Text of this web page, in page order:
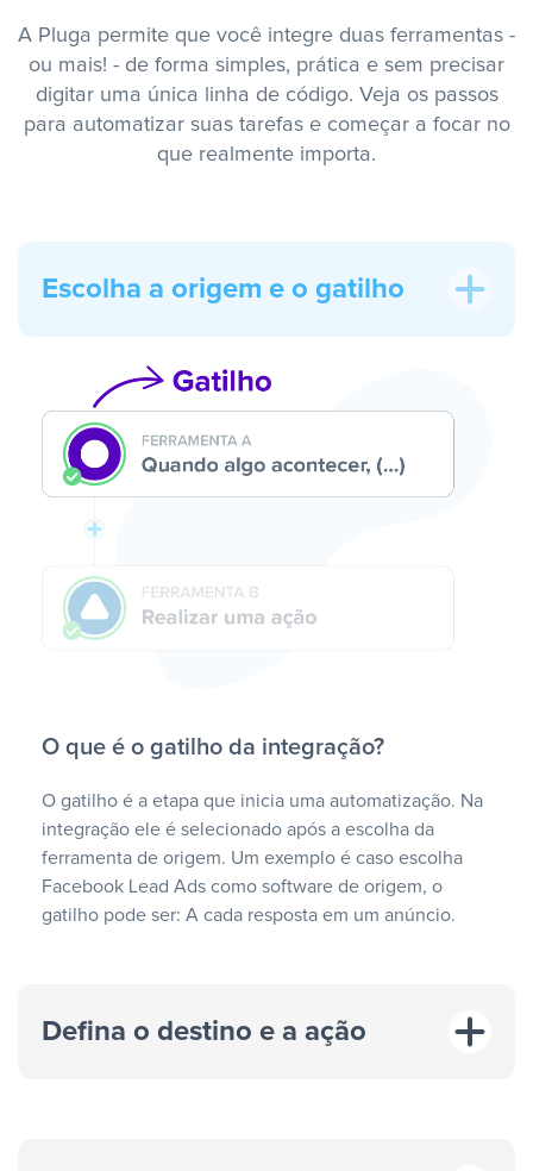
A Pluga permite que você integre duas ferramentas -
ou mais! - de forma simples, prática e sem precisar
digitar uma única linha de código. Veja os passos
para automatizar suas tarefas e começar a focar no
que realmente importa.
Escolha a origem e o gatilho
O que é o gatilho da integração?
O gatilho é a etapa que inicia uma automatização. Na
integração ele é selecionado após a escolha da
ferramenta de origem. Um exemplo é caso escolha
Facebook Lead Ads como software de origem, o
gatilho pode ser: A cada resposta em um anúncio.
Defina o destino e a ação